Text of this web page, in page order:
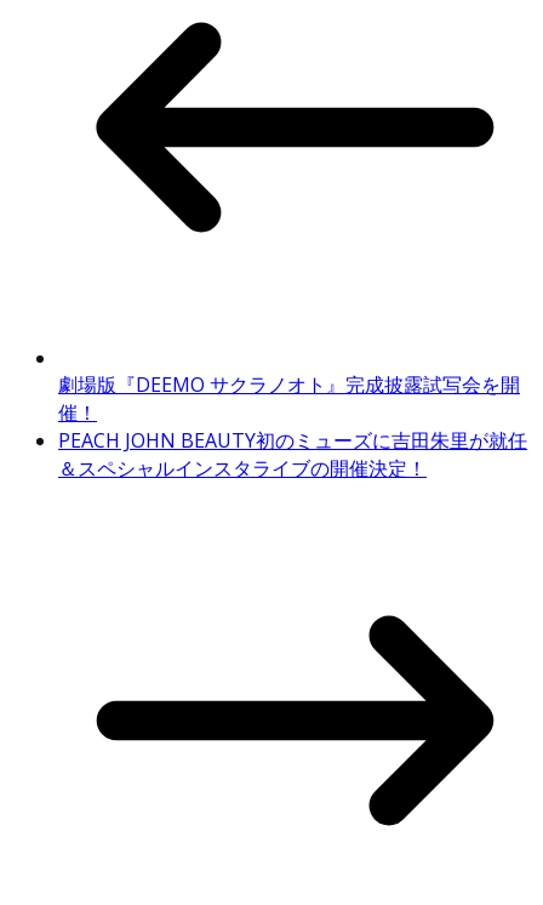
劇場版『DEEMO サクラノオト』完成披露試写会を開
催！
PEACH JOHN BEAUTY初のミューズに吉田朱里が就任
＆スペシャルインスタライブの開催決定！